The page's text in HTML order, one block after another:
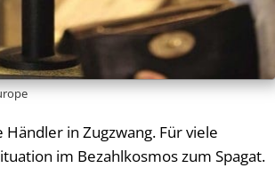
in Zugzwang. Für viele
im Bezahlkosmos zum Spagat.